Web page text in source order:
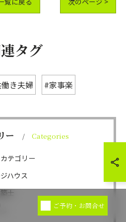
タグ
き夫婦 #家事楽
ー Categories
テゴリー
ハウス
士
ご予約・お問合せ